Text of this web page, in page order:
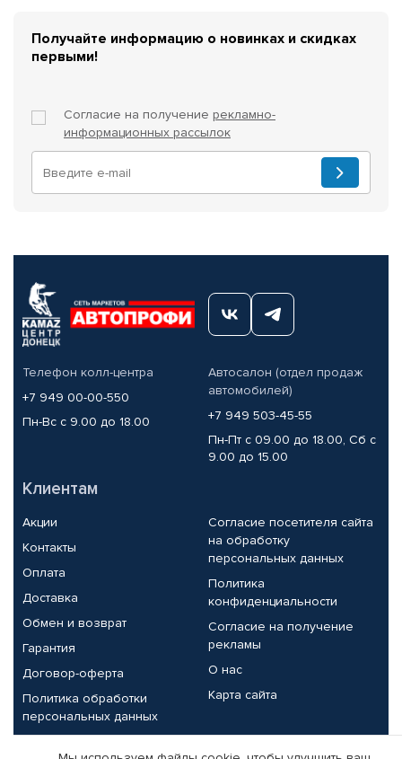
Получайте информацию о новинках и скидках
первыми!
Согласие на получение рекламно-
информационных рассылок
Телефон колл-центра
+7 949 00-00-550
Пн-Вс с 9.00 до 18.00
Автосалон (отдел продаж
автомобилей)
+7 949 503-45-55
Пн-Пт с 09.00 до 18.00, Сб с
9.00 до 15.00
Клиентам
Акции
Контакты
Оплата
Доставка
Обмен и возврат
Гарантия
Договор-оферта
Политика обработки
персональных данных
Согласие посетителя сайта
на обработку
персональных данных
Политика
конфиденциальности
Согласие на получение
рекламы
О нас
Карта сайта